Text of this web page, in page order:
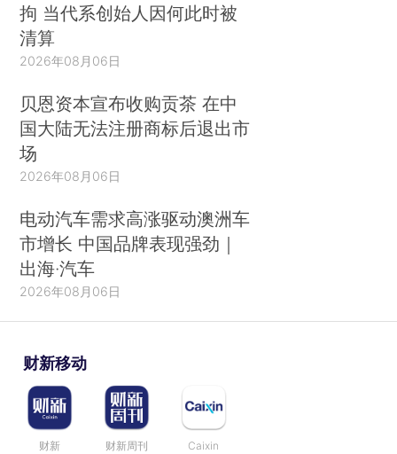
拘 当代系创始人因何此时被
清算
2026年08月06日
贝恩资本宣布收购贡茶 在中
国大陆无法注册商标后退出市
场
2026年08月06日
电动汽车需求高涨驱动澳洲车
市增长 中国品牌表现强劲｜
出海·汽车
2026年08月06日
财新移动
财新 财新周刊 Caixin